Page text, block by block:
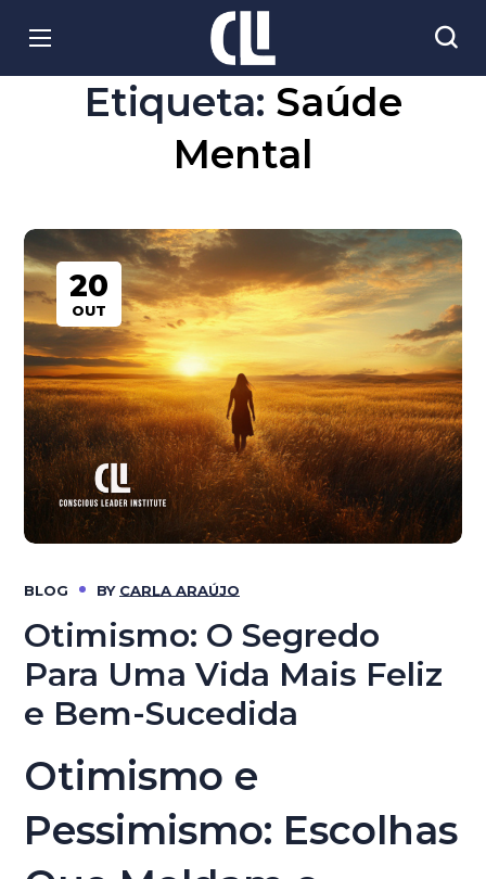
Etiqueta: Saúde
Mental
20
OUT
BLOG BY CARLA ARAÚJO
Otimismo: O Segredo
Para Uma Vida Mais Feliz
e Bem-Sucedida
Otimismo e
Pessimismo: Escolhas